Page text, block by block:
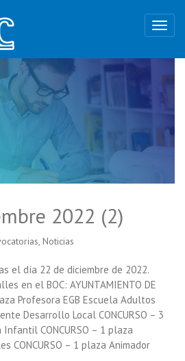
2022 (2)
, Noticias
el día 22 de diciembre de 2022.
en el BOC: AYUNTAMIENTO DE
Profesora EGB Escuela Adultos
Desarrollo Local CONCURSO – 3
CONCURSO – 1 plaza
CONCURSO – 1 plaza Animador